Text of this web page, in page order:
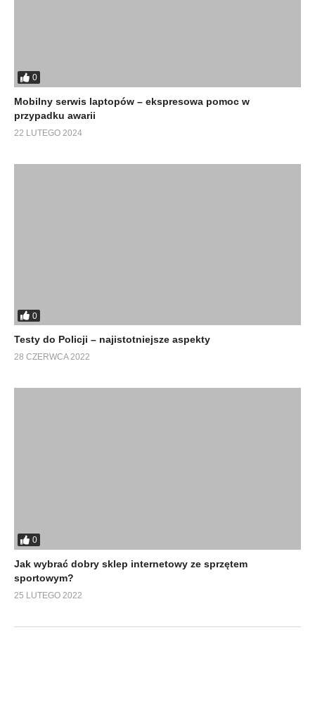
0
Mobilny serwis laptopów – ekspresowa pomoc w
przypadku awarii
22 LUTEGO 2024
0
Testy do Policji – najistotniejsze aspekty
28 CZERWCA 2022
0
Jak wybrać dobry sklep internetowy ze sprzętem
sportowym?
25 LUTEGO 2022